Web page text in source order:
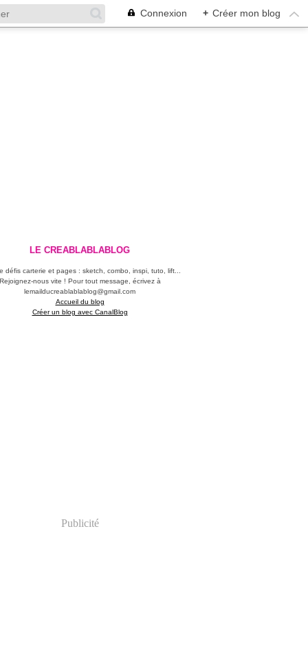
Connexion + Créer mon blog
LE CREABLABLABLOG
défis carterie et pages : sketch, combo, inspi, tuto, lift...
Rejoignez-nous vite ! Pour tout message, écrivez à
lemailducreablablablog@gmail.com
Accueil du blog
Créer un blog avec CanalBlog
Publicité